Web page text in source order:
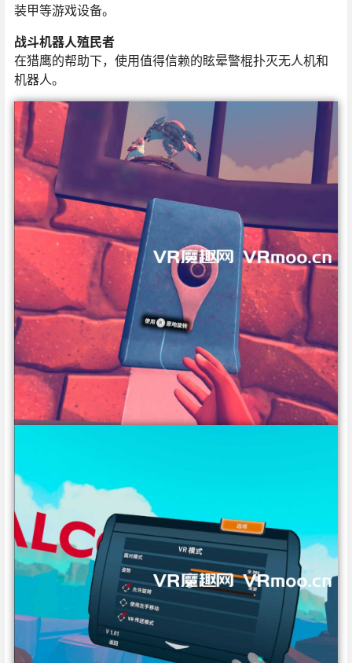
装甲等游戏设备。
战斗机器人殖民者
在猎鹰的帮助下，使用值得信赖的眩晕警棍扑灭无人机和
机器人。